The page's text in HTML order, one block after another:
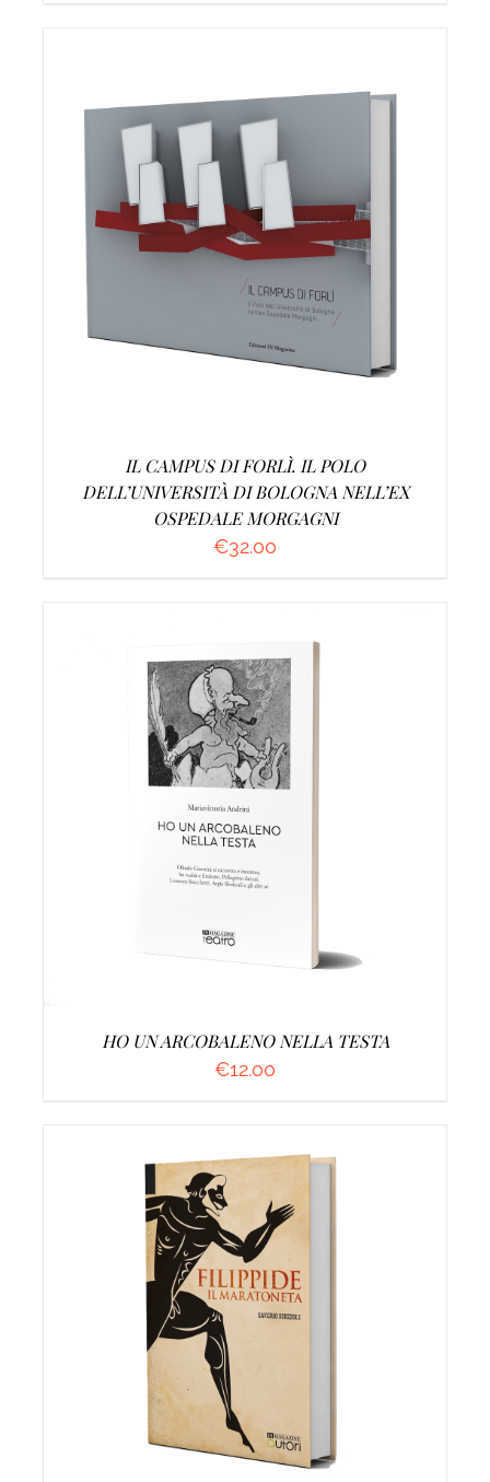
AGGIUNGI AL CARRELLO /
IL CAMPUS DI FORLÌ. IL POLO
DELL’UNIVERSITÀ DI BOLOGNA NELL’EX
OSPEDALE MORGAGNI
€32.00
AGGIUNGI AL CARRELLO
HO UN ARCOBALENO NELLA TESTA
€12.00
AGGIUNGI AL CARRELLO